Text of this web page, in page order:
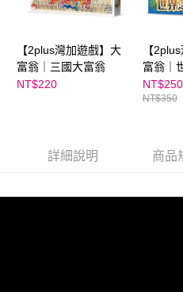
【2plus灣加遊戲】大
富翁｜三國大富翁
NT$220
【
富翁｜
萌)
NT$250
NT$350
詳細說明 商品